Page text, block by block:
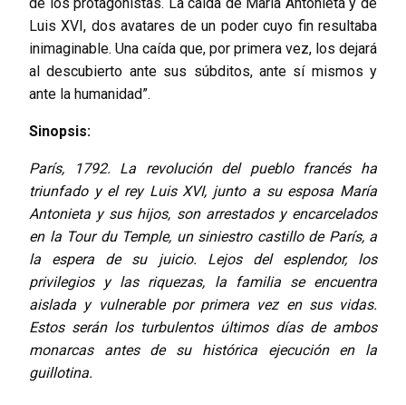
Luis XVI, dos avatares de un poder cuyo fin resultaba
inimaginable. Una caída que, por primera vez, los dejará
al descubierto ante sus súbditos, ante sí mismos y
ante la humanidad”.
Sinopsis:
París, 1792. La revolución del pueblo francés ha
triunfado y el rey Luis XVI, junto a su esposa María
Antonieta y sus hijos, son arrestados y encarcelados
en la Tour du Temple, un siniestro castillo de París, a
la espera de su juicio. Lejos del esplendor, los
privilegios y las riquezas, la familia se encuentra
aislada y vulnerable por primera vez en sus vidas.
Estos serán los turbulentos últimos días de ambos
monarcas antes de su histórica ejecución en la
guillotina.